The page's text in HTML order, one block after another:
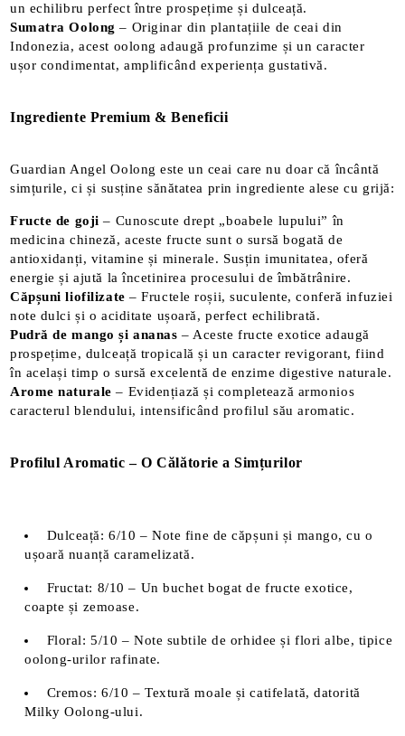
un echilibru perfect între prospețime și dulceață.
Sumatra Oolong – Originar din plantațiile de ceai din
Indonezia, acest oolong adaugă profunzime și un caracter
ușor condimentat, amplificând experiența gustativă.
Ingrediente Premium & Beneficii
Guardian Angel Oolong este un ceai care nu doar că încântă
simțurile, ci și susține sănătatea prin ingrediente alese cu grijă:
Fructe de goji – Cunoscute drept „boabele lupului” în
medicina chineză, aceste fructe sunt o sursă bogată de
antioxidanți, vitamine și minerale. Susțin imunitatea, oferă
energie și ajută la încetinirea procesului de îmbătrânire.
Căpșuni liofilizate – Fructele roșii, suculente, conferă infuziei
note dulci și o aciditate ușoară, perfect echilibrată.
Pudră de mango și ananas – Aceste fructe exotice adaugă
prospețime, dulceață tropicală și un caracter revigorant, fiind
în același timp o sursă excelentă de enzime digestive naturale.
Arome naturale – Evidențiază și completează armonios
caracterul blendului, intensificând profilul său aromatic.
Profilul Aromatic – O Călătorie a Simțurilor
Dulceață: 6/10 – Note fine de căpșuni și mango, cu o
ușoară nuanță caramelizată.
Fructat: 8/10 – Un buchet bogat de fructe exotice,
coapte și zemoase.
Floral: 5/10 – Note subtile de orhidee și flori albe, tipice
oolong-urilor rafinate.
Cremos: 6/10 – Textură moale și catifelată, datorită
Milky Oolong-ului.